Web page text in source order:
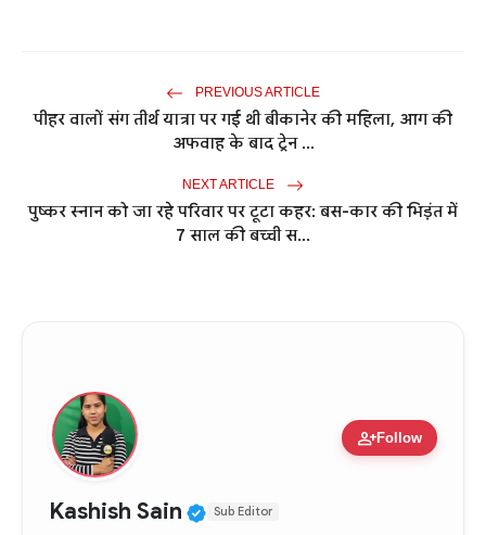
PREVIOUS ARTICLE
पीहर वालों संग तीर्थ यात्रा पर गई थी बीकानेर की महिला, आग की
अफवाह के बाद ट्रेन ...
NEXT ARTICLE
पुष्कर स्नान को जा रहे परिवार पर टूटा कहर: बस-कार की भिड़ंत में
7 साल की बच्ची स...
person_addFollow
Kashish Sain Verified Public Figure •
Sub Editor